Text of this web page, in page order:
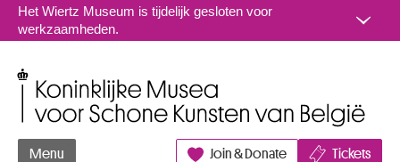
Naar inhoud
Het Wiertz Museum is tijdelijk gesloten voor
werkzaamheden.
Menu Join & Donate Tickets